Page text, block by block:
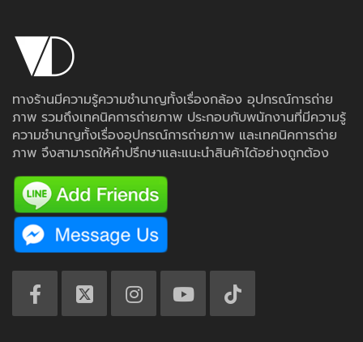
ทางร้านมีความรู้ความชำนาญทั้งเรื่องกล้อง อุปกรณ์การถ่าย
ภาพ รวมถึงเทคนิคการถ่ายภาพ ประกอบกับพนักงานที่มีความรู้
ความชำนาญทั้งเรื่องอุปกรณ์การถ่ายภาพ และเทคนิคการถ่าย
ภาพ จึงสามารถให้คำปรึกษาและแนะนำสินค้าได้อย่างถูกต้อง